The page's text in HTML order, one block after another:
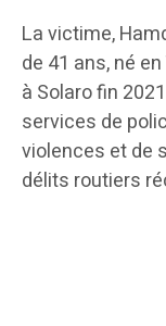
La victime,
de 41 ans, né
à Solaro fin
services de
violences et de
délits routiers